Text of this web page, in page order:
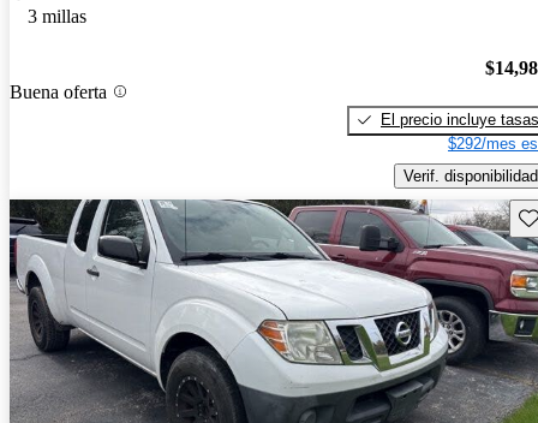
3 millas
Buena oferta
El precio incluye tasas
$292/mes
Verif. disponibilidad